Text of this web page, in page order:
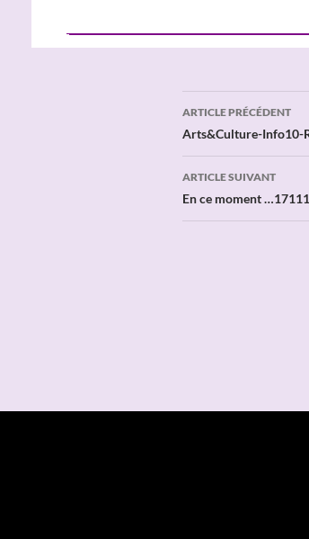
Navigation
des
articles
ARTICLE PRÉCÉDENT
Arts&Culture-Info10-
ARTICLE SUIVANT
En ce moment